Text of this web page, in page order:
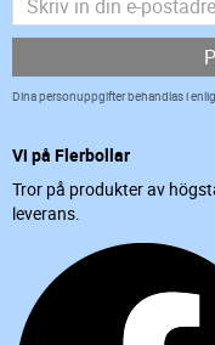
Dina personuppgifter behandlas i
Vi på Flerbollar
Tror på produkter av
leverans.